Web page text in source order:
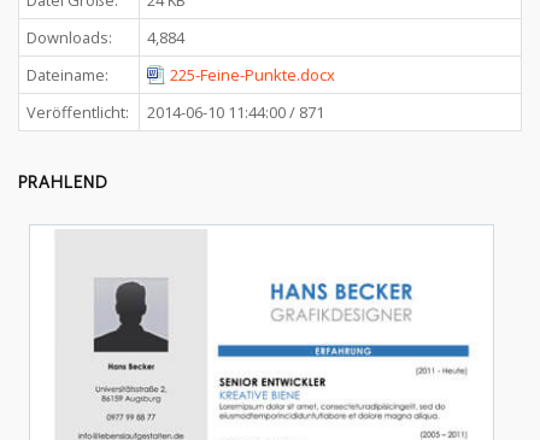
Downloads:
4,884
Dateiname:
225-Feine-Punkte.docx
Veröffentlicht:
2014-06-10 11:44:00 / 871
PRAHLEND